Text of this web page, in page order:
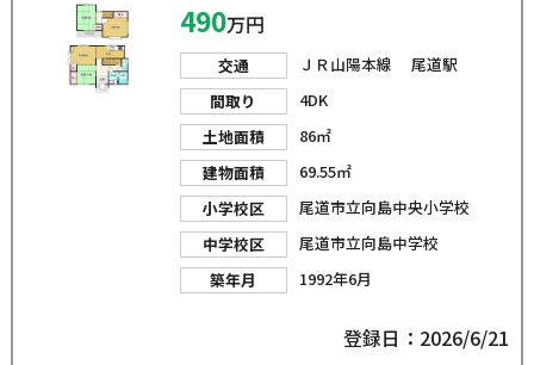
490万円
交通
ＪＲ山陽本線 尾道駅
間取り
4DK
土地面積
86㎡
建物面積
69.55㎡
小学校区
尾道市立向島中央小学校
中学校区
尾道市立向島中学校
築年月
1992年6月
登録日：2026/6/21